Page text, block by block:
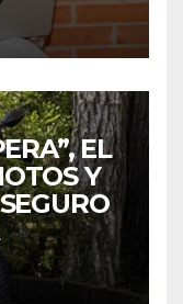
EL
Y